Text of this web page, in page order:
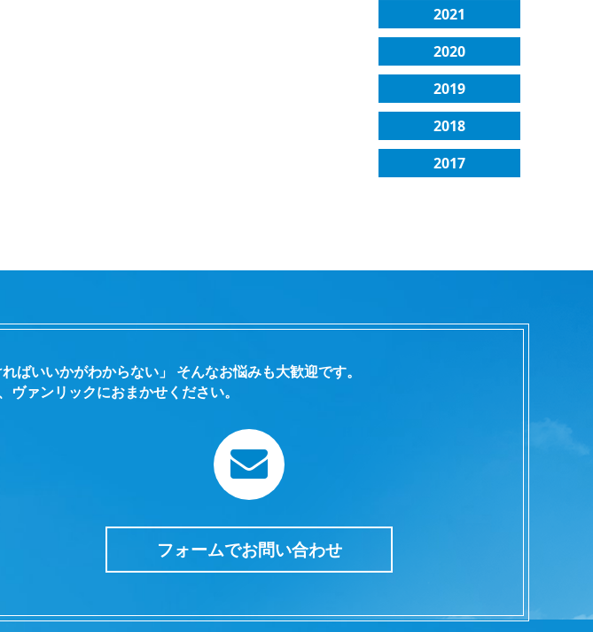
2021
2020
2019
2018
2017
ばいいかがわからない」 そんなお悩みも大歓迎です。
ァンリックにおまかせください。
フォームでお問い合わせ